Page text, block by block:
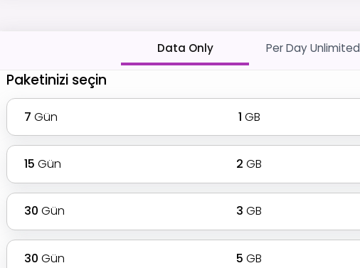
Data Only Per Day Unlimited
Paketinizi seçin
7 Gün 1 GB
15 Gün 2 GB
30 Gün 3 GB
30 Gün 5 GB